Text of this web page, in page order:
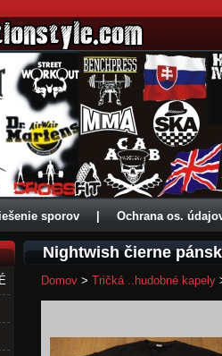
sporov Ochrana os.
Nightwish čierne
Domov > Tričká ..hudobné kapely